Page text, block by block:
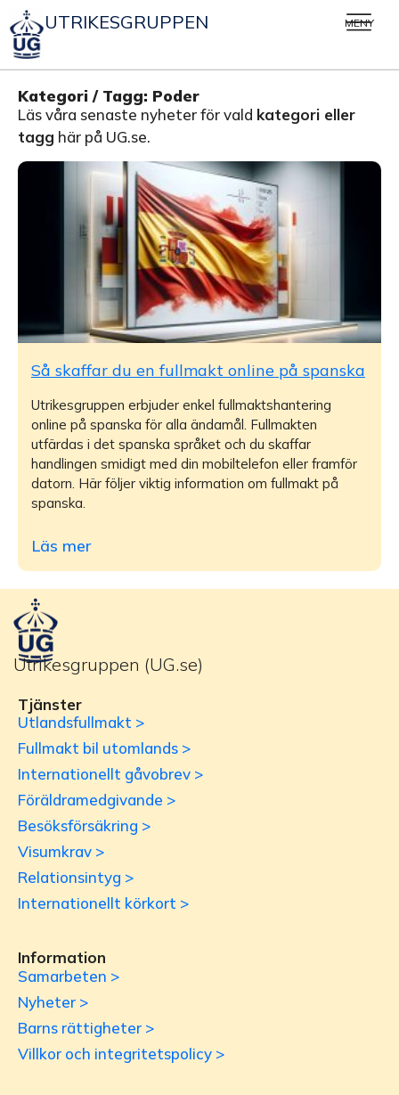
UTRIKESGRUPPEN MENY
Kategori / Tagg: Poder
Läs våra senaste nyheter för vald kategori eller
tagg här på UG.se.
Så skaffar du en fullmakt online på spanska
Utrikesgruppen erbjuder enkel fullmaktshantering
online på spanska för alla ändamål. Fullmakten
utfärdas i det spanska språket och du skaffar
handlingen smidigt med din mobiltelefon eller framför
datorn. Här följer viktig information om fullmakt på
spanska.
Läs mer
Utrikesgruppen (UG.se)
Tjänster
Utlandsfullmakt >
Fullmakt bil utomlands >
Internationellt gåvobrev >
Föräldramedgivande >
Besöksförsäkring >
Visumkrav >
Relationsintyg >
Internationellt körkort >
Information
Samarbeten >
Nyheter >
Barns rättigheter >
Villkor och integritetspolicy >